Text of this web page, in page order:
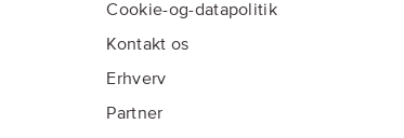
Cookie-og-datapolitik
Kontakt os
Erhverv
Partner